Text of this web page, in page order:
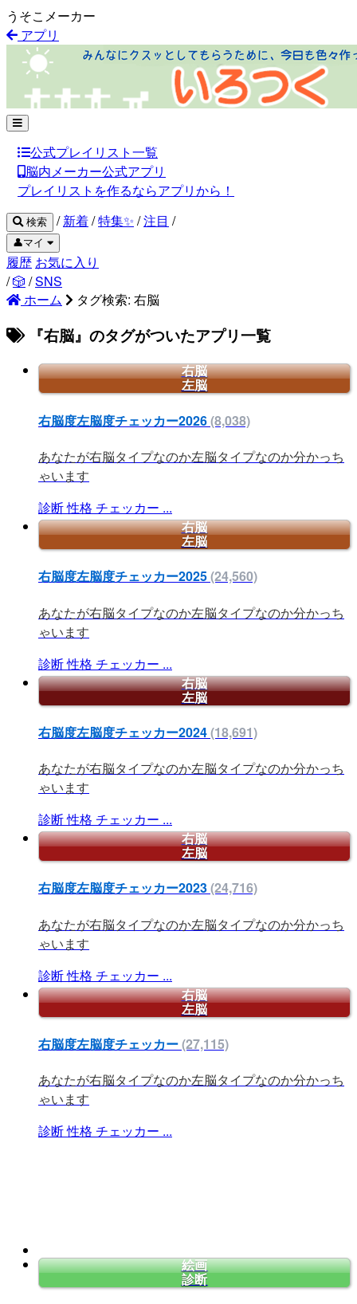
うそこメーカー
アプリ
公式プレイリスト一覧
脳内メーカー公式アプリ
プレイリストを作るならアプリから！
検索 / 新着/特集✨ /注目 /
👤マイ
履歴 お気に入り
/🎲 /SNS
ホーム
タグ検索: 右脳
『右脳』のタグがついたアプリ一覧
右脳
左脳
右脳度左脳度チェッカー2026(8,038)
あなたが右脳タイプなのか左脳タイプなのか分かっち
ゃいます
診断性格 チェッカー ...
右脳
左脳
右脳度左脳度チェッカー2025(24,560)
あなたが右脳タイプなのか左脳タイプなのか分かっち
ゃいます
診断性格 チェッカー ...
右脳
左脳
右脳度左脳度チェッカー2024(18,691)
あなたが右脳タイプなのか左脳タイプなのか分かっち
ゃいます
診断性格 チェッカー ...
右脳
左脳
右脳度左脳度チェッカー2023(24,716)
あなたが右脳タイプなのか左脳タイプなのか分かっち
ゃいます
診断性格 チェッカー ...
右脳
左脳
右脳度左脳度チェッカー(27,115)
あなたが右脳タイプなのか左脳タイプなのか分かっち
ゃいます
診断性格 チェッカー ...
絵画
診断